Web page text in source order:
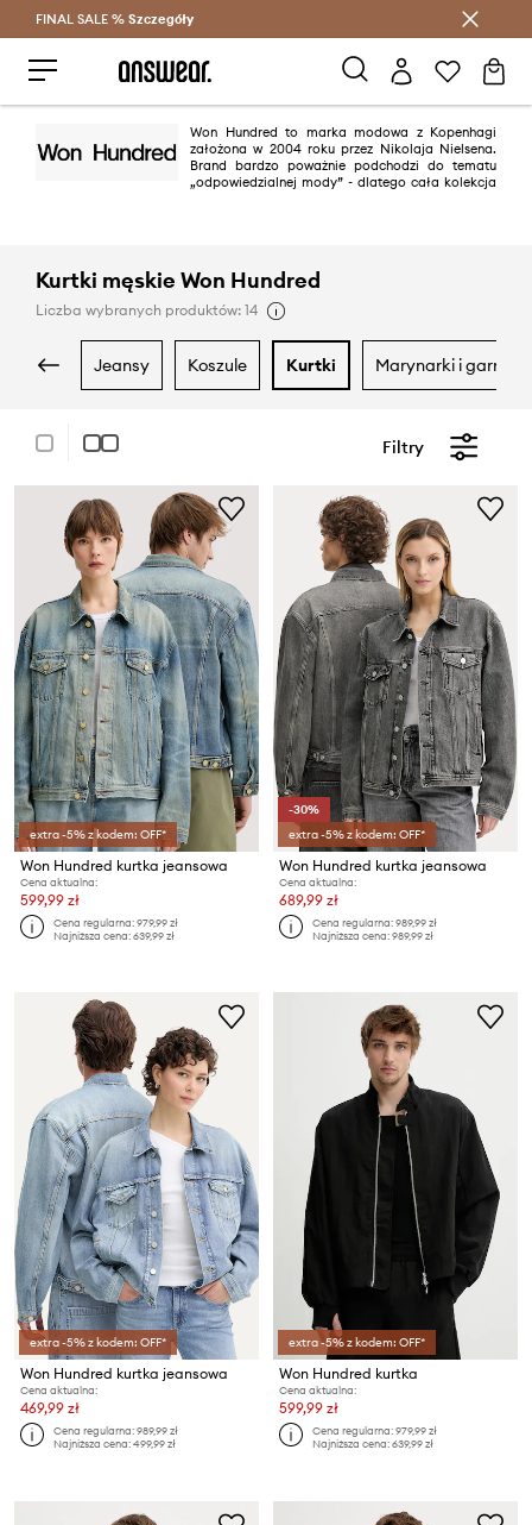
Oszczędzaj z Answear Club >
FINAL SALE % Szczegóły
Won Hundred to marka modowa z Kopenhagi
założona w 2004 roku przez Nikolaja Nielsena.
Brand bardzo poważnie podchodzi do tematu
„odpowiedzialnej mody” - dlatego cała kolekcja
Kurtki męskie Won Hundred
Liczba wybranych produktów: 14
jeansy koszule kurtki marynarki i
Filtry
extra -5% z kodem: OFF*
Won Hundred kurtka jeansowa
Cena aktualna:
599,99 zł
Cena regularna:979,99 zł
Najniższa cena:639,99 zł
-30%
extra -5% z kodem: OFF*
Won Hundred kurtka jeansowa
Cena aktualna:
689,99 zł
Cena regularna:989,99 zł
Najniższa cena:989,99 zł
extra -5% z kodem: OFF*
Won Hundred kurtka jeansowa
Cena aktualna:
469,99 zł
Cena regularna:989,99 zł
Najniższa cena:499,99 zł
extra -5% z kodem: OFF*
Won Hundred kurtka
Cena aktualna:
599,99 zł
Cena regularna:979,99 zł
Najniższa cena:639,99 zł